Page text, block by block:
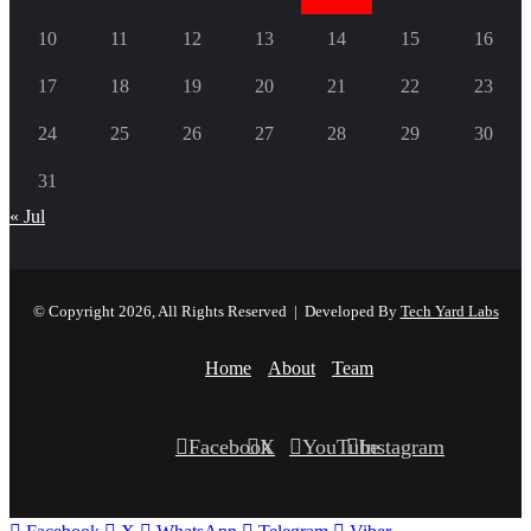
10 11 12 13 14 15 16
17 18 19 20 21 22 23
24 25 26 27 28 29 30
31
« Jul
© Copyright 2026, All Rights Reserved | Developed By Tech Yard Labs
Home About Team
Facebook
X YouTubeInstagram